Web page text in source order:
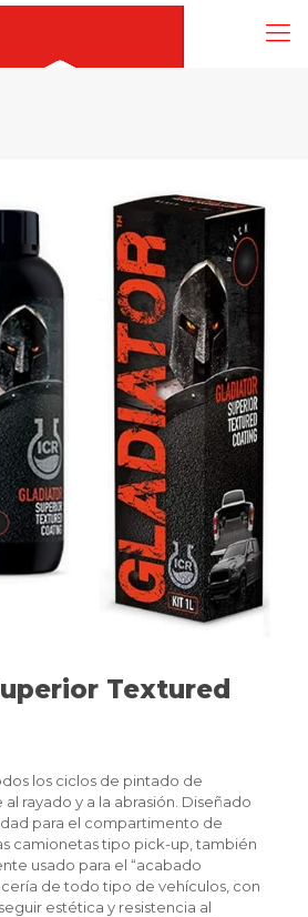
Textured
los ciclos de pintado de
rayado y a la abrasión. Diseñado
para el compartimento de
camionetas tipo pick-up, también
usado para el “acabado
de todo tipo de vehículos, con
estética y resistencia al